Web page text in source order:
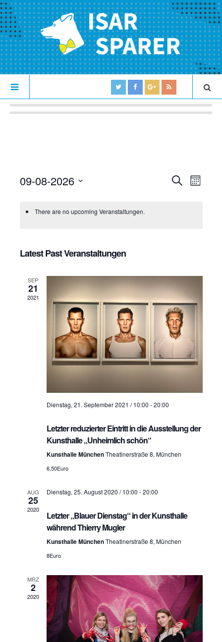
V
t
a
l
t
u
n
g
n
S
-
u
d
A
n
s
S
V
t
l
t
g
n
i
g
t
M
09-08-2026
t
There are no upcoming Veranstaltungen.
Latest Past Veranstaltungen
SEP
21
2021
Dienstag, 21. September 2021 / 10:00 -20:00
Letzter reduzierter Eintritt in die Ausstellung der
Kunsthalle „Unheimlich schön“
Kunsthalle MünchenTheatinerstraße 8, München
6,50Euro
AUG
25
2020
Dienstag, 25. August 2020 / 10:00 -20:00
Letzter „Blauer Dienstag“ in der Kunsthalle
während Thierry Mugler
Kunsthalle MünchenTheatinerstraße 8, München
8Euro
MRZ
2
2020